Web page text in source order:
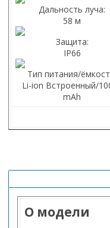
Дальность луча:
58 м
Защита:
IP66
Тип питания/
Li-ion Встроенный/
mAh
О модели